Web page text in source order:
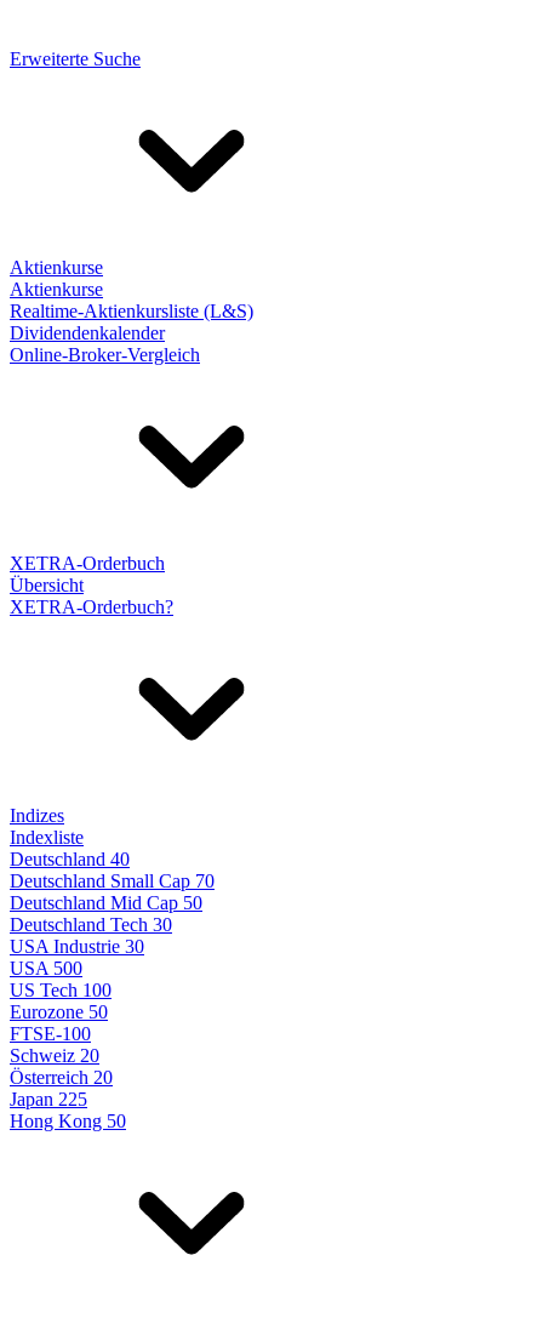
Erweiterte Suche
Aktienkurse
Aktienkurse
Realtime-Aktienkursliste (L&S)
Dividendenkalender
Online-Broker-Vergleich
XETRA-Orderbuch
Übersicht
XETRA-Orderbuch?
Indizes
Indexliste
Deutschland 40
Deutschland Small Cap 70
Deutschland Mid Cap 50
Deutschland Tech 30
USA Industrie 30
USA 500
US Tech 100
Eurozone 50
FTSE-100
Schweiz 20
Österreich 20
Japan 225
Hong Kong 50